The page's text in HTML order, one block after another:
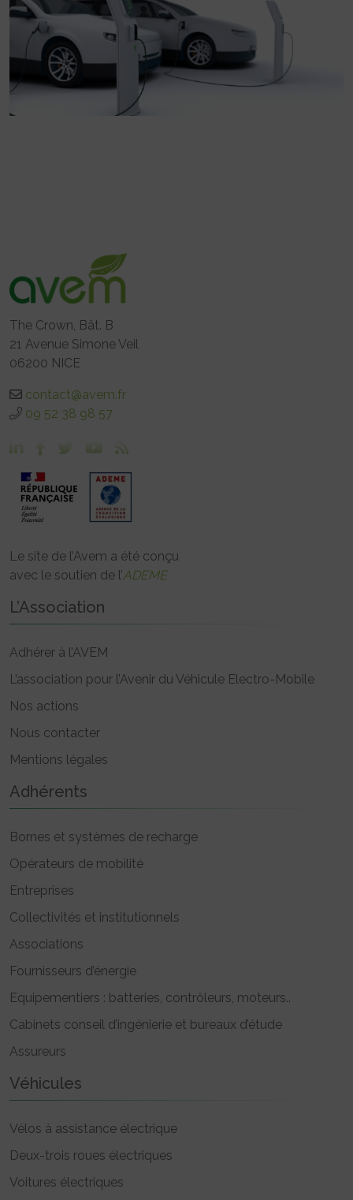
The Crown, Bât. B
21 Avenue Simone Veil
06200 NICE
contact@avem.fr
09 52 38 98 57
Le site de l’Avem a été conçu
avec le soutien de l’ADEME
L’Association
Adhérer à l’AVEM
L’association pour l’Avenir du Véhicule Electro-Mobile
Nos actions
Nous contacter
Mentions légales
Adhérents
Bornes et systèmes de recharge
Opérateurs de mobilité
Entreprises
Collectivités et institutionnels
Associations
Fournisseurs d’énergie
Equipementiers : batteries, contrôleurs, moteurs..
Cabinets conseil d’ingénierie et bureaux d’étude
Assureurs
Véhicules
Vélos à assistance électrique
Deux-trois roues électriques
Voitures électriques